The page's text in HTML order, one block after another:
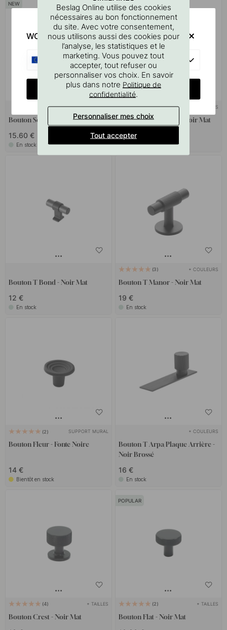
+ COULEURS
Bouton Solo - 21mm - Noir Mat
15.60 €
En stock
8 + TAILLES
Bouton Helix Stripe - Noir Mat
10.80 €
En stock
Bouton T Bond - Noir Mat
12 €
En stock
3 + COULEURS
Bouton T Manor - Noir Mat
19 €
En stock
2 SUPPORT MURAL
Bouton Fleur - Fonte Noire
14 €
Bientôt en stock
+ COULEURS
Bouton T Arpa/Plaque Arrière -
Noir Brossé
16 €
En stock
4 + TAILLES
Bouton Crest - Noir Mat
POPULAR
2 + TAILLES
Bouton Flat - Noir Mat
Beslag Online utilise des cookies
nécessaires au bon fonctionnement
du site. Avec votre consentement,
nous utilisons aussi des cookies pour
l’analyse, les statistiques et le
marketing. Vous pouvez tout
accepter, tout refuser ou
personnaliser vos choix. En savoir
plus dans notre Politique de
confidentialité.
Personnaliser mes choix
Tout accepter
WOULD YOU RATHER VISIT?
CHANGE COUNTRY